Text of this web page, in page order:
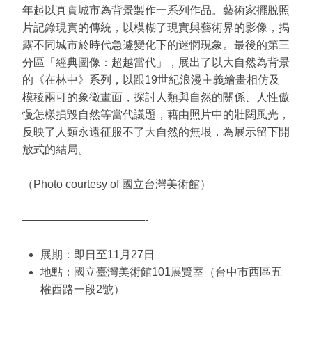
年起以真實城市為背景製作一系列作品。藝術家擺脫照
片記錄現實的傳統，以模糊了現實與藝術界的影像，揭
露不同城市於時代急遽變化下的迷惘現象。最後的第三
分區「經典圖像：超越當代」，展出了以大自然為背景
的《在林中》系列，以跟19世紀浪漫主義繪畫相仿及
模稜兩可的象徵畫面，探討人類與自然的關係、人性傲
慢怎樣損毀自然等當代議題，藉由照片中的壯闊風光，
反映了人類永遠征服不了大自然的無垠，為展示留下開
放式的結局。
（Photo courtesy of 國立台灣美術館）
———————————-
展期：即日至11月27日
地點：國立臺灣美術館101展覽室（台中市西區五
權西路一段2號）